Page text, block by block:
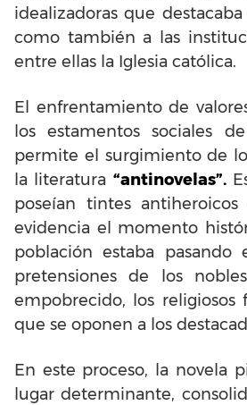
idealizadoras que
como también a las
entre ellas la Iglesia católica.
El enfrentamiento de
los estamentos sociales
permite el surgimiento de
la literatura “antinovelas”.
poseían tintes
evidencia el momento
población estaba
pretensiones de los
empobrecido, los religiosos
que se oponen a los
En este proceso, la novela
lugar determinante,